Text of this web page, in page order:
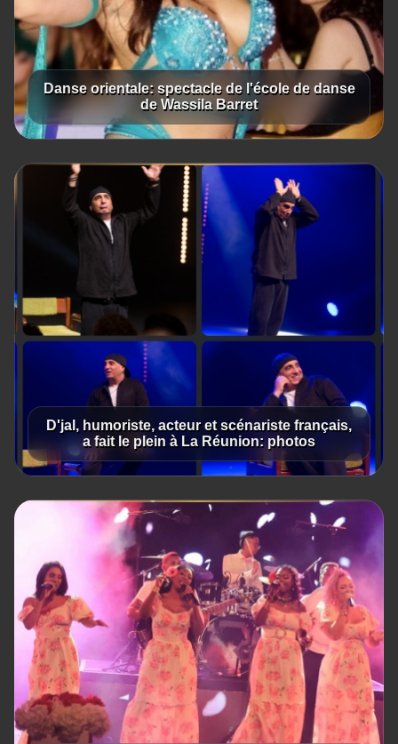
Danse orientale: spectacle de l'école de danse
de Wassila Barret
D'jal, humoriste, acteur et scénariste français,
a fait le plein à La Réunion: photos